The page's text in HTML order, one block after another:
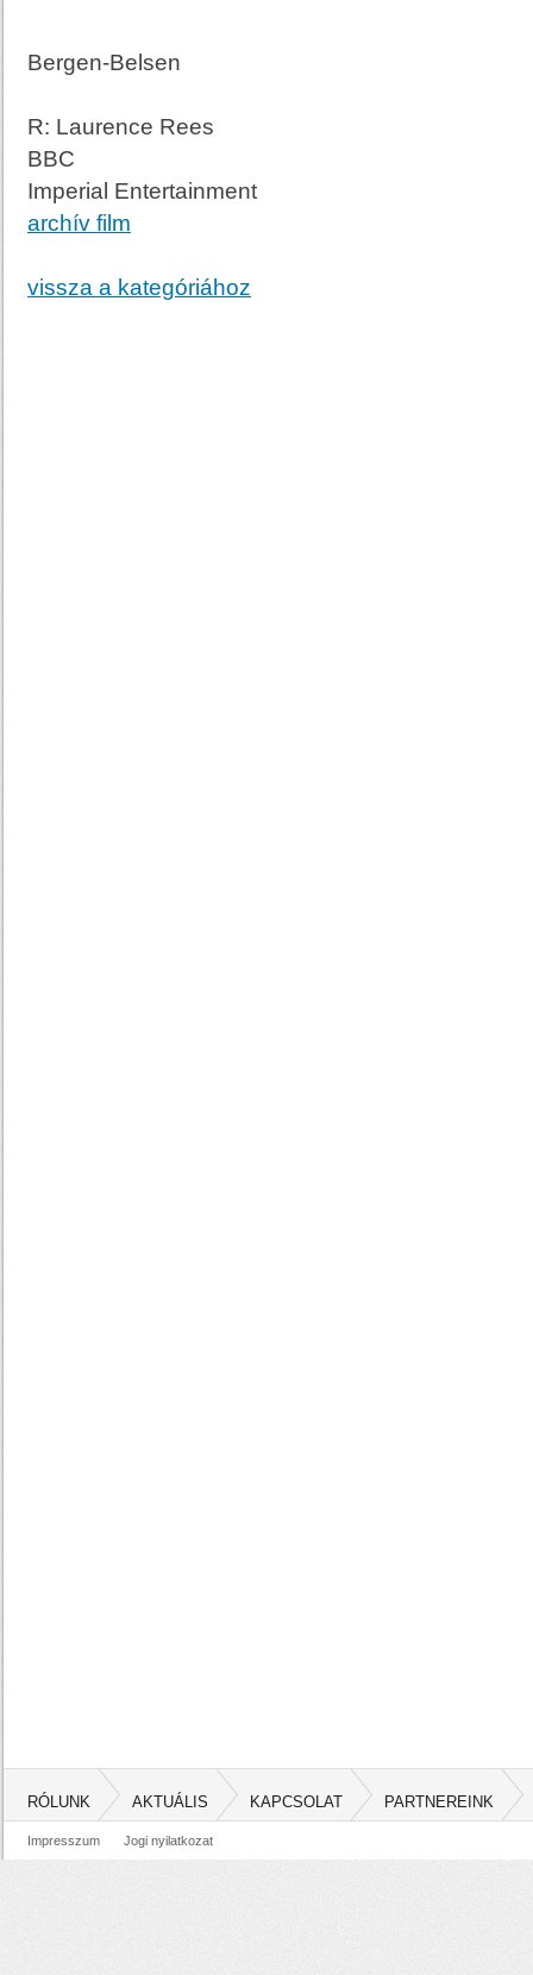
Bergen-Belsen
R: Laurence Rees
BBC
Imperial Entertainment
archív film
vissza a kategóriához
RÓLUNK AKTUÁLIS KAPCSOLAT PARTNEREINK
Impresszum Jogi nyilatkozat